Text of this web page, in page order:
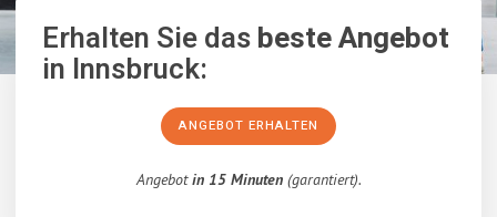
Erhalten Sie dasbeste Angebot
in Innsbruck:
ANGEBOT ERHALTEN
Angebotin 15 Minuten(garantiert).